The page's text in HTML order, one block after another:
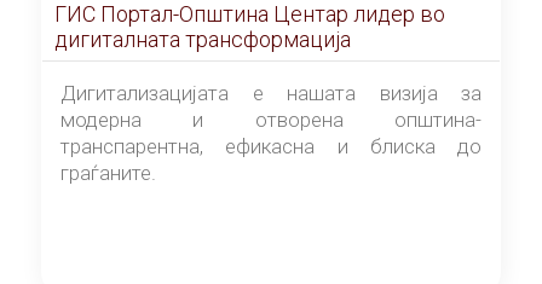
ГИС Портал-Општина Центар лидер во
дигиталната трансформација
Дигитализацијата е нашата визија за
модерна и отворена општина-
транспарентна, ефикасна и блиска до
граѓаните.